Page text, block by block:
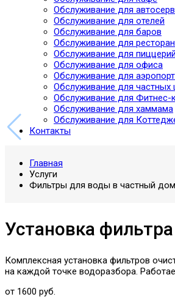
Обслуживание для
Обслуживание для отелей
Обслуживание для баров
Обслуживание для
Обслуживание для пиццерий
Обслуживание для офиса
Обслуживание для
Обслуживание для частных
Обслуживание для Фитнес-
Обслуживание для хаммама
Обслуживание для
Контакты
Главная
Услуги
Фильтры для воды в частный дом
Установка
Комплексная установка фильтров
на каждой точке водоразбора.
от 1600 руб.